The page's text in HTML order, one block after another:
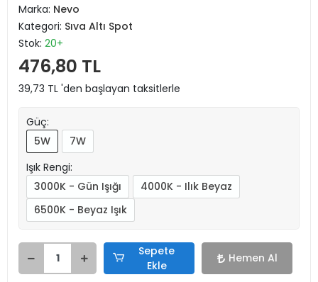
Marka: Nevo
Kategori: Sıva Altı Spot
Stok: 20+
476,80 TL
39,73 TL 'den başlayan taksitlerle
Güç:
5W
7W
Işık Rengi:
3000K - Gün Işığı
4000K - Ilık Beyaz
6500K - Beyaz Işık
Sepete
Ekle
Hemen Al